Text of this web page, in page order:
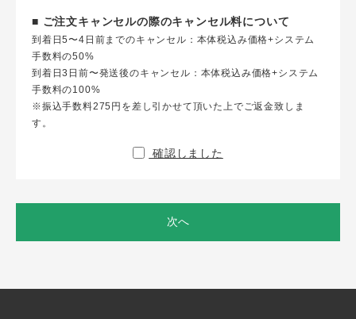
■ ご注文キャンセルの際のキャンセル料について
到着日5〜4日前までのキャンセル：本体税込み価格+システム
手数料の50%
到着日3日前〜発送後のキャンセル：本体税込み価格+システム
手数料の100%
※振込手数料275円を差し引かせて頂いた上でご返金致しま
す。
確認しました
次へ